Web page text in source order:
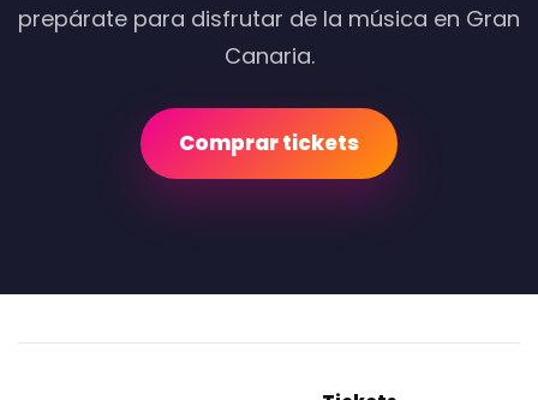
prepárate para disfrutar de la música en Gran
Canaria.
Comprar tickets